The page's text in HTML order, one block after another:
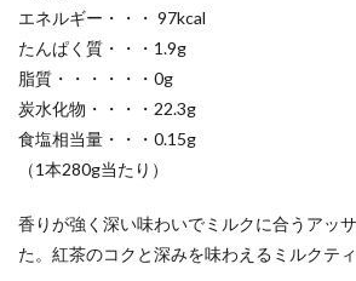
エネルギー・・・ 97kcal
たんぱく質・・・1.9g
脂質・・・・・・0g
炭水化物・・・・22.3g
食塩相当量・・・0.15g
（1本280g当たり）
香りが強く深い味わいでミルクに合うアッ
た。紅茶のコクと深みを味わえるミルクティ